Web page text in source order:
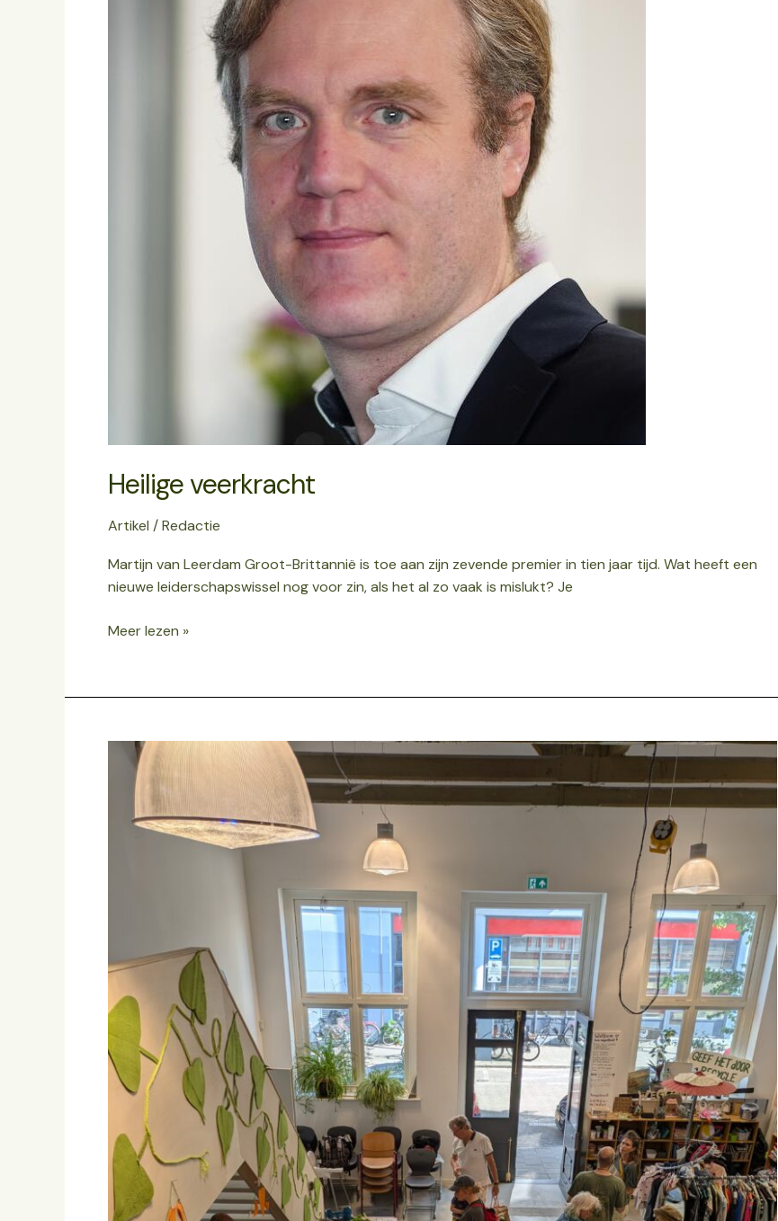
Heilige veerkracht
Artikel /Redactie
Martijn van Leerdam Groot-Brittannië is toe aan zijn zevende premier in tien jaar tijd. Wat heeft een
nieuwe leiderschapswissel nog voor zin, als het al zo vaak is mislukt? Je
Meer lezen »
Samen
voor
regionale
biologische
landbouw